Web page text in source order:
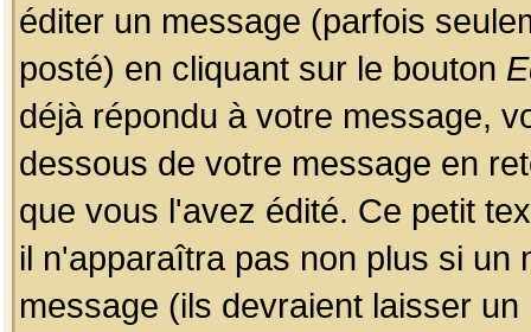
éditer un message (parfois
posté) en cliquant sur le bouton
déjà répondu à votre message,
dessous de votre message en
que vous l'avez édité. Ce petit
il n'apparaîtra pas non plus si un
message (ils devraient laisser